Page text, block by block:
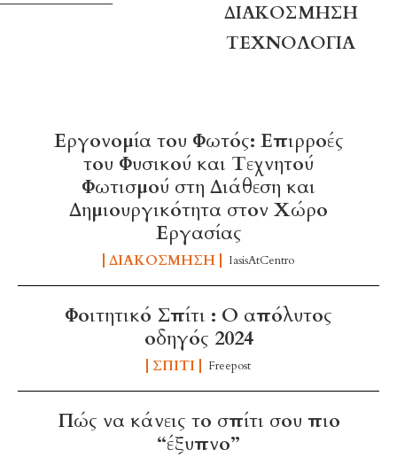
ΔΙΑΚΌΣΜΗΣΗ
ΤΕΧΝΟΛΟΓΊΑ
Εργονομία του Φωτός: Επιρροές
του Φυσικού και Τεχνητού
Φωτισμού στη Διάθεση και
Δημιουργικότητα στον Χώρο
Εργασίας
ΔΙΑΚΌΣΜΗΣΗ IasisAtCentro
Φοιτητικό Σπίτι : Ο απόλυτος
οδηγός 2024
ΣΠΊΤΙ Freepost
Πώς να κάνεις το σπίτι σου πιο
“έξυπνο”